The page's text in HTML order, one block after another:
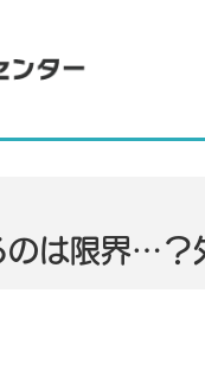
のは限界…？